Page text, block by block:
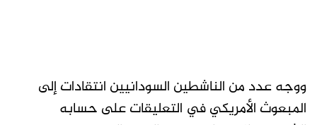
ووجه عدد من الناشطين السودانيين انتقادات إلى
المبعوث الأمريكي في التعليقات على حسابه